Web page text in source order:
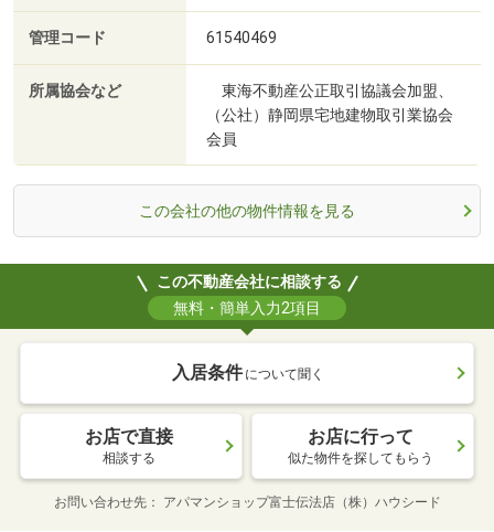
管理コード 61540469
所属協会など
東海不動産公正取引協議会加盟、
（公社）静岡県宅地建物取引業協会
会員
この会社の他の物件情報を見る
この不動産会社に相談する
無料・簡単入力2項目
入居条件 について聞く
お店で直接
相談する
お店に行って
似た物件を探してもらう
お問い合わせ先 アパマンショップ富士伝法店（株）ハウシード